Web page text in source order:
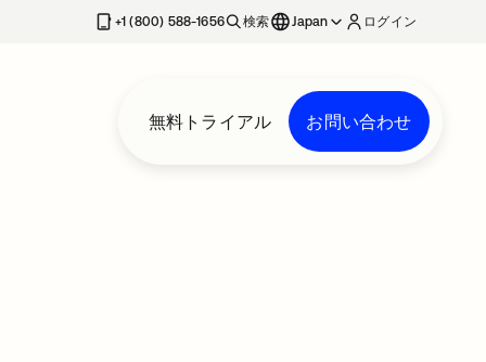
+1 (800) 588-1656 検索 Japan ログイン
無料トライアル お問い合わせ